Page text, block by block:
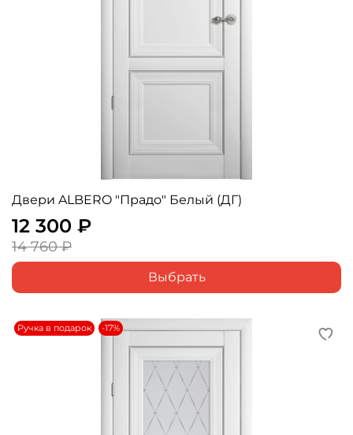
Двери ALBERO "Прадо" Белый (ДГ)
12 300 ₽
14 760 ₽
Выбрать
Ручка в подарок -17%